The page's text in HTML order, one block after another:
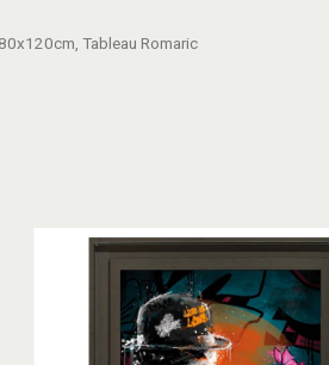
Tableau Romaric